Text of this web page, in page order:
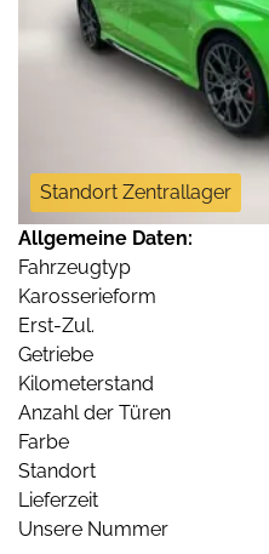
Standort Zentrallager
Allgemeine Daten:
Fahrzeugtyp
Karosserieform
Erst-Zul.
Getriebe
Kilometerstand
Anzahl der Türen
Farbe
Standort
Lieferzeit
Unsere Nummer